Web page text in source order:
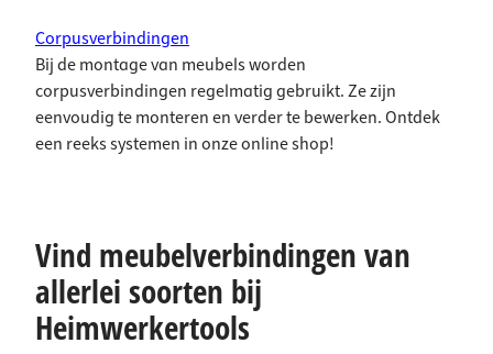
Corpusverbindingen
Bij de montage van meubels worden
corpusverbindingen regelmatig gebruikt. Ze zijn
eenvoudig te monteren en verder te bewerken. Ontdek
een reeks systemen in onze online shop!
Vind meubelverbindingen van
allerlei soorten bij
Heimwerkertools